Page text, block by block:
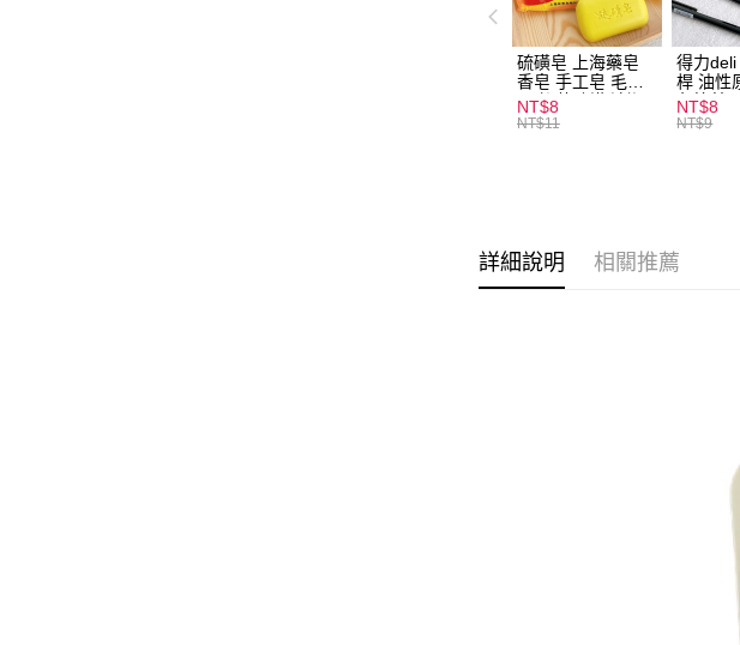
硫磺皂 上海藥皂
香皂 手工皂 毛囊
炎 抑菌除蟎 清潔
護膚 去油去痘 寵
NT$8
NT$11
得力
桿 油性
色筆芯
NT$8
NT$9
詳細說明 相關推薦